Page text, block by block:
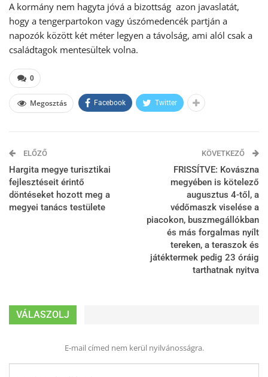
A kormány nem hagyta jóvá a bizottság azon javaslatát,
hogy a tengerpartokon vagy úszómedencék partján a
napozók között két méter legyen a távolság, ami alól csak a
családtagok mentesültek volna.
0
Megosztás Facebook Twitter
ELŐZŐ
Hargita megye turisztikai
fejlesztéseit érintő
döntéseket hozott meg a
megyei tanács testülete
KÖVETKEZŐ
FRISSÍTVE: Kovászna
megyében is kötelező
augusztus 4-től, a
védőmaszk viselése a
piacokon, buszmegállókban
és más forgalmas nyílt
tereken, a teraszok és
játéktermek pedig 23 óráig
tarthatnak nyitva
VÁLASZOLJ
E-mail címed nem kerül nyilvánosságra.